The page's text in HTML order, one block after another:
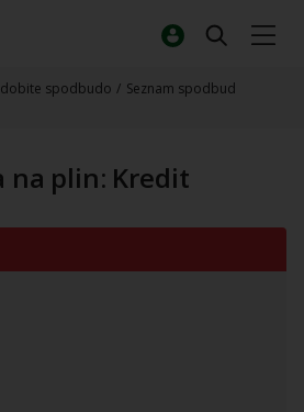
spodbudo / Seznam spodbud
na plin: Kredit